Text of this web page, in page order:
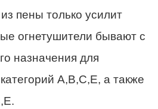
пены только усилит
огнетушители бывают с
назначения для
A,B,C,E, а также